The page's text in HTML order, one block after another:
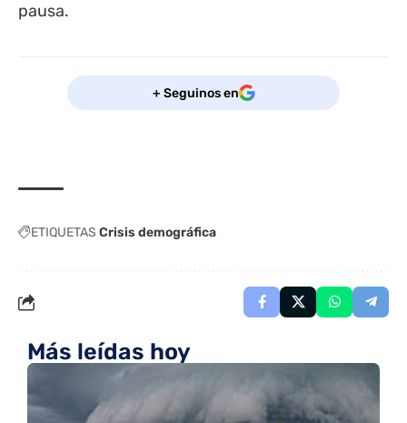
pausa.
+ Seguinos en
ETIQUETAS Crisis demográfica
Más leídas hoy